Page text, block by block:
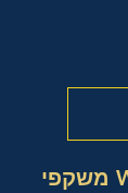
WX Saber Advanced משקפי